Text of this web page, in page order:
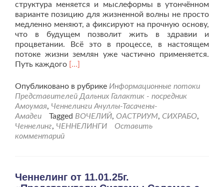
структура меняется и мыслеформы в утончённом
варианте позицию для жизненной волны не просто
медленно меняют, а фиксируют на прочную основу,
что в будущем позволит жить в здравии и
процветании. Всё это в процессе, в настоящем
потоке жизни землян уже частично применяется.
Путь каждого Читать
проКоалиционный
Совет
Дальних
Галактик
людям
[…]
Опубликовано в рубрике Информационные потоки
Представителей Дальних Галактик - посредник
Амоумая, Ченнелинги Ачуллы-Тасачены-
Амадеи
Tagged ВОЧЕЛИЙ, ОАСТРИУМ, СИХРАБО,
Ченнелинг, ЧЕННЕЛИНГИ
Оставить
комментарий
Ченнелинг от 11.01.25г.